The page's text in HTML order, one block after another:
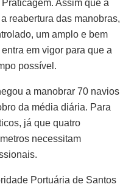
Assim que a
reabertura das manobras,
um amplo e bem
em vigor para que a
possível.
a manobrar 70 navios
da média diária. Para
já que quatro
necessitam
Portuária de Santos